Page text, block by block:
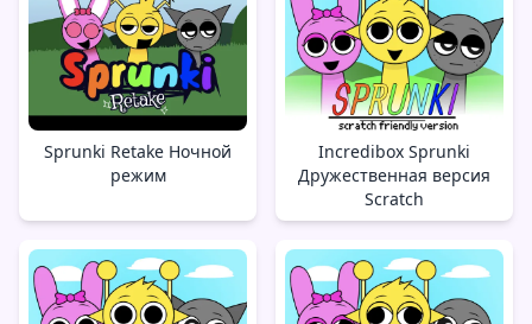
Sprunki Retake Ночной
режим
Incredibox Sprunki
Дружественная версия
Scratch